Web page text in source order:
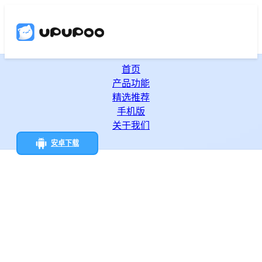
首页
产品功能
精选推荐
手机版
关于我们
安卓下载